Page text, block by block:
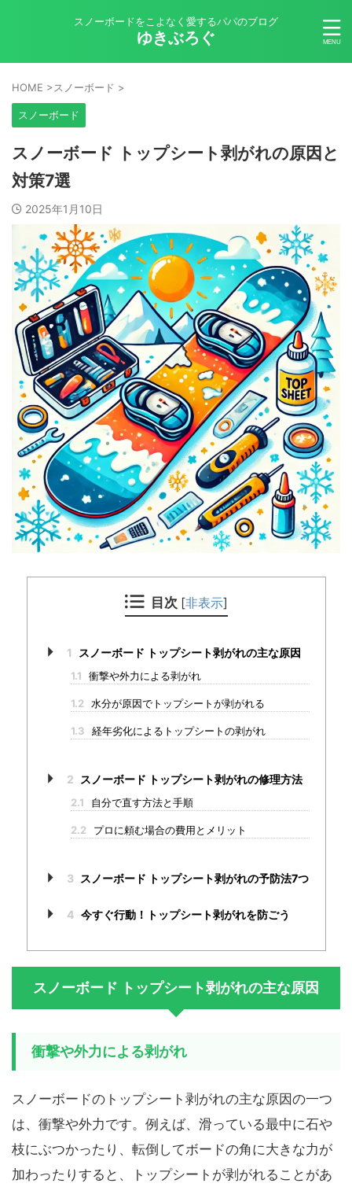
スノーボードをこよなく愛するパパのブログ
ゆきぶろぐ
HOME >スノーボード >
スノーボード
スノーボード トップシート剥がれの原因と
対策7選
2025年1月10日
目次 [非表示]
1 スノーボード トップシート剥がれの主な原因
1.1 衝撃や外力による剥がれ
1.2 水分が原因でトップシートが剥がれる
1.3 経年劣化によるトップシートの剥がれ
2 スノーボード トップシート剥がれの修理方法
2.1 自分で直す方法と手順
2.2 プロに頼む場合の費用とメリット
3 スノーボード トップシート剥がれの予防法7つ
4 今すぐ行動！トップシート剥がれを防ごう
スノーボード トップシート剥がれの主な原因
衝撃や外力による剥がれ
スノーボードのトップシート剥がれの主な原因の一つ
は、衝撃や外力です。例えば、滑っている最中に石や
枝にぶつかったり、転倒してボードの角に大きな力が
加わったりすると、トップシートが剥がれることがあ